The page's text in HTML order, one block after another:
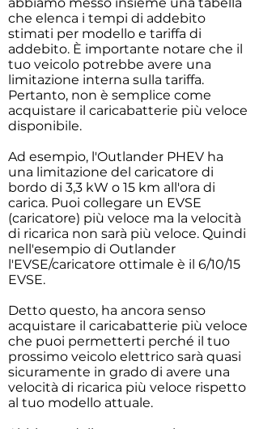
abbiamo messo insieme una tabella
che elenca i tempi di addebito
stimati per modello e tariffa di
addebito. È importante notare che il
tuo veicolo potrebbe avere una
limitazione interna sulla tariffa.
Pertanto, non è semplice come
acquistare il caricabatterie più veloce
disponibile.
Ad esempio, l'Outlander PHEV ha
una limitazione del caricatore di
bordo di 3,3 kW o 15 km all'ora di
carica. Puoi collegare un EVSE
(caricatore) più veloce ma la velocità
di ricarica non sarà più veloce. Quindi
nell'esempio di Outlander
l'EVSE/caricatore ottimale è il 6/10/15
EVSE.
Detto questo, ha ancora senso
acquistare il caricabatterie più veloce
che puoi permetterti perché il tuo
prossimo veicolo elettrico sarà quasi
sicuramente in grado di avere una
velocità di ricarica più veloce rispetto
al tuo modello attuale.